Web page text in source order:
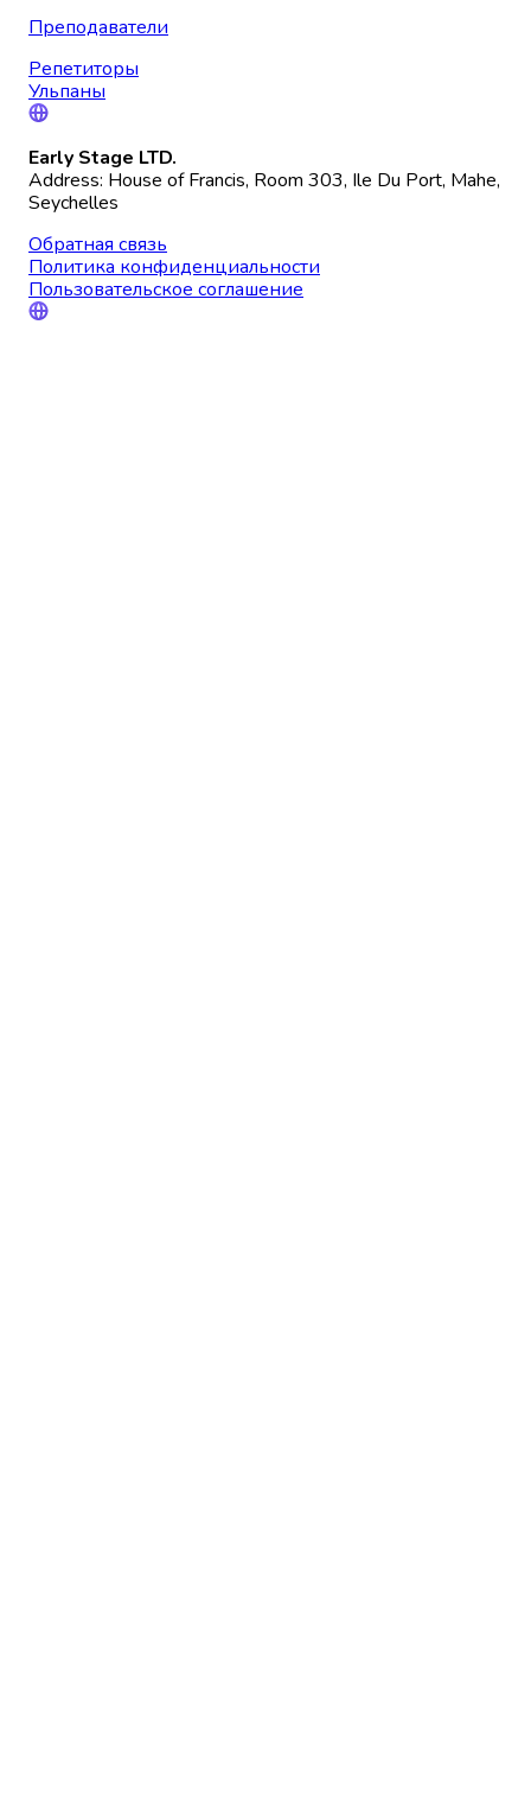
Преподаватели
Репетиторы
Ульпаны
Early Stage LTD.
Address: House of Francis, Room 303, Ile Du Port, Mahe,
Seychelles
Обратная связь
Политика конфиденциальности
Пользовательское соглашение